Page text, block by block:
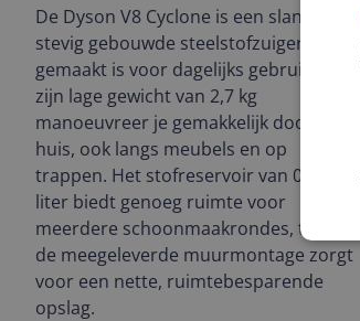
De Dyson V8 Cyclone is een slanke,
stevig gebouwde steelstofzuiger die
gemaakt is voor dagelijks gebruik. Met
zijn lage gewicht van 2,7 kg
manoeuvreer je gemakkelijk door het
huis, ook langs meubels en op
trappen. Het stofreservoir van 0,54
liter biedt genoeg ruimte voor
meerdere schoonmaakrondes, terwijl
de meegeleverde muurmontage zorgt
voor een nette, ruimtebesparende
opslag.